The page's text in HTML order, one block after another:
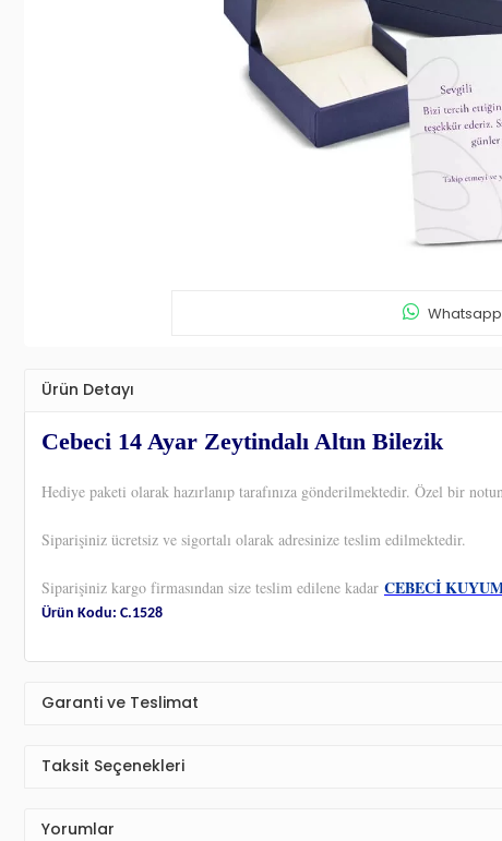
Ürün Detayı
Cebeci 14 Ayar Zeytindalı Altın Bilezik
Hediye paketi olarak hazırlanıp tarafınıza gönderilmektedir. Özel bir
Siparişiniz ücretsiz ve sigortalı olarak adresinize teslim edilmektedir.
Siparişiniz kargo firmasından size teslim edilene kadar CEBECİ
Ürün Kodu: C.1528
Garanti ve Teslimat
Taksit Seçenekleri
Yorumlar